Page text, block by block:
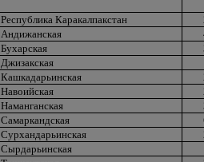
Республика Каракалпакстан
Андижанская
Бухарская
Джизакская
Кашкадарьинская
Навоийская
Наманганская
Самаркандская
Сурхандарьинская
Сырдарьинская